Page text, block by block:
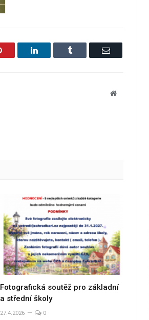
Pinterest LinkedIn Tumblr Email
Website
Fotografická soutěž pro základní
a střední školy
27.4.2026 0